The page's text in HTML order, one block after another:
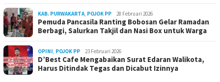
KAB. PURWAKARTA, POJOK PP 28 Februari 2026
Pemuda Pancasila Ranting Bobosan Gelar Ramadan
Berbagi, Salurkan Takjil dan Nasi Box untuk Warga
OPINI, POJOK PP 23 Februari 2026
D’Best Cafe Mengabaikan Surat Edaran Walikota,
Harus Ditindak Tegas dan Dicabut Izinnya